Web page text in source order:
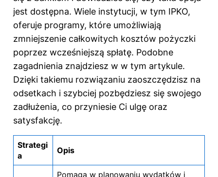
jest dostępna. Wiele instytucji, w tym IPKO,
oferuje programy, które umożliwiają
zmniejszenie całkowitych kosztów pożyczki
poprzez wcześniejszą spłatę. Podobne
zagadnienia znajdziesz w w tym artykule.
Dzięki takiemu rozwiązaniu zaoszczędzisz na
odsetkach i szybciej pozbędziesz się swojego
zadłużenia, co przyniesie Ci ulgę oraz
satysfakcję.
Strategi
a
Opis
Pomaga w planowaniu wydatków i